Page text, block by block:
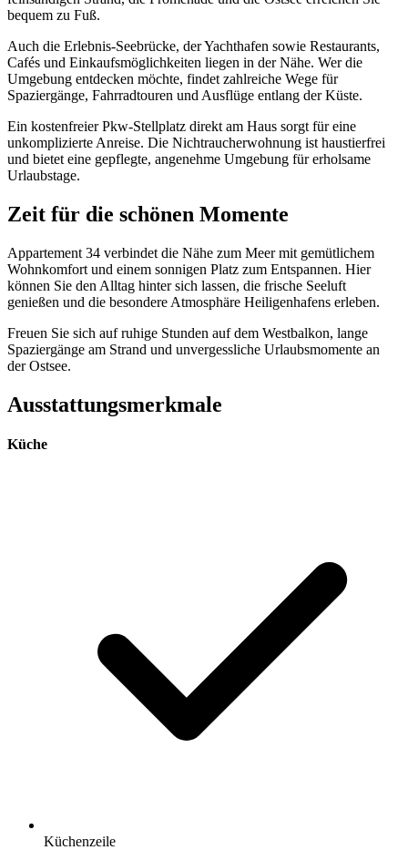
bequem zu Fuß.
Auch die Erlebnis-Seebrücke, der Yachthafen sowie Restaurants,
Cafés und Einkaufsmöglichkeiten liegen in der Nähe. Wer die
Umgebung entdecken möchte, findet zahlreiche Wege für
Spaziergänge, Fahrradtouren und Ausflüge entlang der Küste.
Ein kostenfreier Pkw-Stellplatz direkt am Haus sorgt für eine
unkomplizierte Anreise. Die Nichtraucherwohnung ist haustierfrei
und bietet eine gepflegte, angenehme Umgebung für erholsame
Urlaubstage.
Zeit für die schönen Momente
Appartement 34 verbindet die Nähe zum Meer mit gemütlichem
Wohnkomfort und einem sonnigen Platz zum Entspannen. Hier
können Sie den Alltag hinter sich lassen, die frische Seeluft
genießen und die besondere Atmosphäre Heiligenhafens erleben.
Freuen Sie sich auf ruhige Stunden auf dem Westbalkon, lange
Spaziergänge am Strand und unvergessliche Urlaubsmomente an
der Ostsee.
Ausstattungsmerkmale
Küche
Küchenzeile